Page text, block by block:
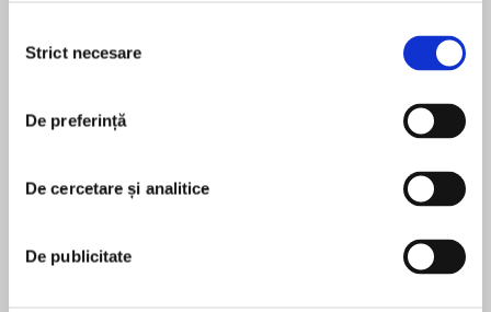
consimțământului
Strict necesare
De preferință
De cercetare și analitice
De publicitate
despre zilele celui de-Al Doilea Război Mondial,
personaje sensibile, dar care însă acționează cu
hotărâre atunci când este nevoie și care își
excepționale. Acestora li se adaugă câteva
Editura Publisol
În acest moment nu există recenzii